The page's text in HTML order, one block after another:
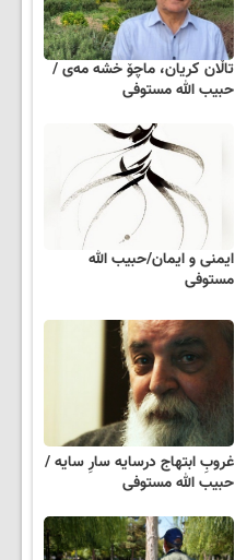
تاڵان کریان، ماچۆ خشە مەی /
حبیب الله مستوفی
ایمنی و ایمان/حبیب الله
مستوفی
غروبِ ابتهاج درسایه سارِ سایه /
حبیب الله مستوفی